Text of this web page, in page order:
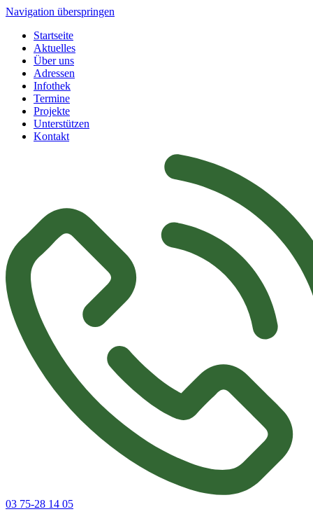
Navigation überspringen
Startseite
Aktuelles
Über uns
Adressen
Infothek
Termine
Projekte
Unterstützen
Kontakt
03 75-28 14 05